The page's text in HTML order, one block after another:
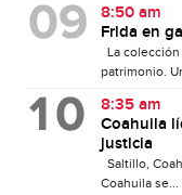
8:50 am
Frida en
La
patrimonio.
8:35 am
Coahuila
justicia
Saltillo,
Coahuila se...